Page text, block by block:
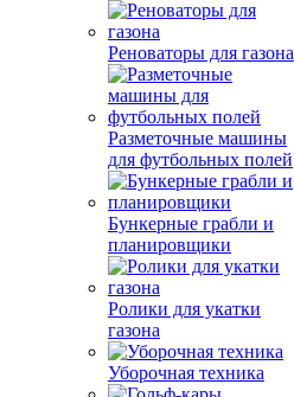
Реноваторы для газона
Разметочные машины
для футбольных полей
Бункерные грабли и
планировщики
Ролики для укатки
газона
Уборочная техника